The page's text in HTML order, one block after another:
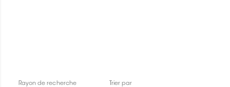
Rayon de recherche Trier par